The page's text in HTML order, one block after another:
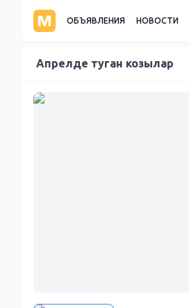
ОБЪЯВЛЕНИЯ НОВОСТИ
Апрелде туган козылар